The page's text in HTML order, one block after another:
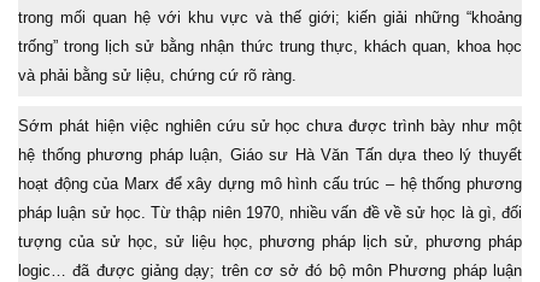
trong mối quan hệ với khu vực và thế giới; kiến giải những “khoảng
trống” trong lịch sử bằng nhận thức trung thực, khách quan, khoa học
và phải bằng sử liệu, chứng cứ rõ ràng.
Sớm phát hiện việc nghiên cứu sử học chưa được trình bày như một
hệ thống phương pháp luận, Giáo sư Hà Văn Tấn dựa theo lý thuyết
hoạt động của Marx để xây dựng mô hình cấu trúc – hệ thống phương
pháp luận sử học. Từ thập niên 1970, nhiều vấn đề về sử học là gì, đối
tượng của sử học, sử liệu học, phương pháp lịch sử, phương pháp
logic… đã được giảng dạy; trên cơ sở đó bộ môn Phương pháp luận